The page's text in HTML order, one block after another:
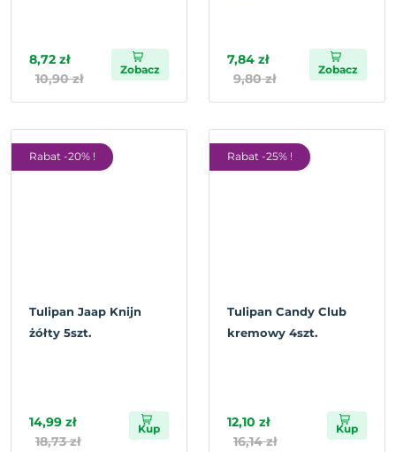
8,72 zł
10,90 zł
Zobacz
7,84 zł
9,80 zł
Zobacz
Rabat -20% !
Tulipan Jaap Knijn
żółty 5szt.
14,99 zł
18,73 zł
Kup
Rabat -25% !
Tulipan Candy Club
kremowy 4szt.
12,10 zł
16,14 zł
Kup